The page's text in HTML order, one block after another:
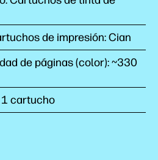
de impresión: Cian
de páginas (color): ~330
1 cartucho